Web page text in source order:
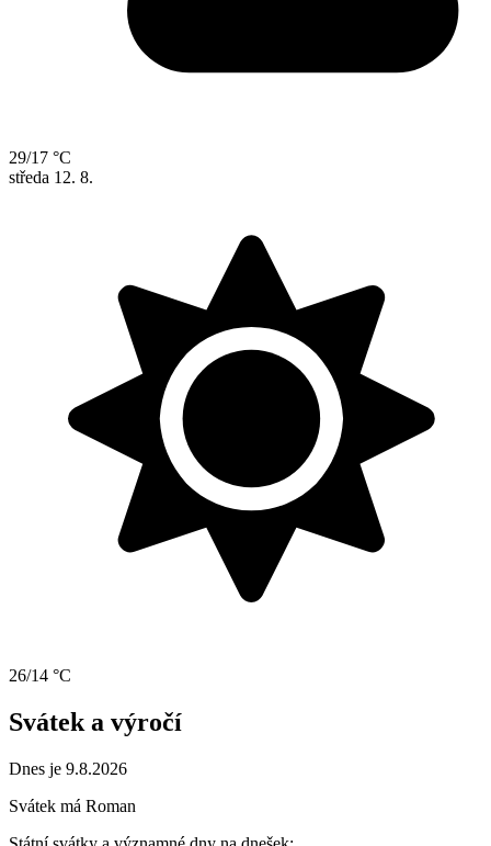
29/17 °C
středa 12. 8.
26/14 °C
Svátek a výročí
Dnes je 9.8.2026
Svátek má Roman